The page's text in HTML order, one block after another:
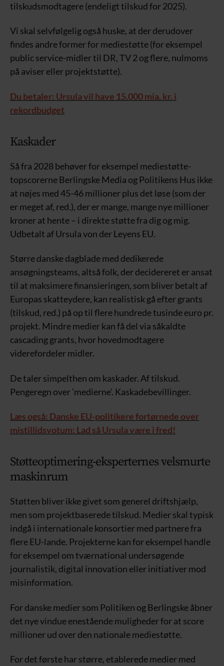
tilskudsmodtagere (endeligt tilskud for 2025).
Vi skal selvfølgelig også huske, at der derudover
findes andre former for mediestøtte (for eksempel
public service-midler til DR, TV 2 og flere, nulmoms
på aviser eller projektstøtte).
Du betaler: Ursula vil have 15.000 mia. kr. i
rekordbudget
Kaskader
Så fra 2028 behøver for eksempel mediestøtte-
topscorerne Berlingske Media og Politikens Hus ikke
at nøjes med 45-46 millioner plus det løse (som der
er meget af, red.), der er mange, mange nye millioner
kroner at hente – i direkte støtte fra dig og mig.
Udbetalt af Ursula von der Leyens EU.
Større danske dagblade med dedikerede
ansøgningsteams, altså folk, der decidereret er ansat
til at maksimere finansieringen, som bliver betalt af
Europas skatteydere, kan realistisk gå efter grants
(tilskud, red.) på op til flere hundrede tusinde euro pr.
projekt. Mindre medier kan få del via såkaldte
cascading grants, hvor hovedmodtagere
viderefordeler midler.
De taler simpelthen om kaskader. Af tilskud.
Pengeregn over ’medierne’. Kaskadebevillinger.
Læs også: Danske EU-politikere fortørnede over
mistillidsvotum: Lad så Ursula være i fred!
Støtteoptimering-eksperternes velsmurte
maskinrum
Støtten bliver ikke givet som generel driftshjælp,
men som projektbaserede tilskud. Medier skal typisk
indgå i internationale konsortier med partnere fra
flere EU-lande. Projekterne kan for eksempel handle
for eksempel om tværnational undersøgende
journalistik, digital innovation eller initiativer mod
misinformation.
For danske medier som Politiken og Berlingske åbner
det nye vindue enestående muligheder for at score
millioner ud over den nationale mediestøtte.
For det første har større, etablerede medier med